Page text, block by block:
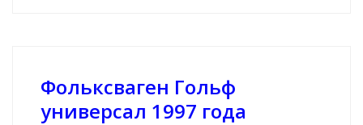
Фольксваген Гольф
универсал 1997 года